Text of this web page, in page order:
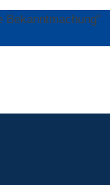
Bekanntmachung"